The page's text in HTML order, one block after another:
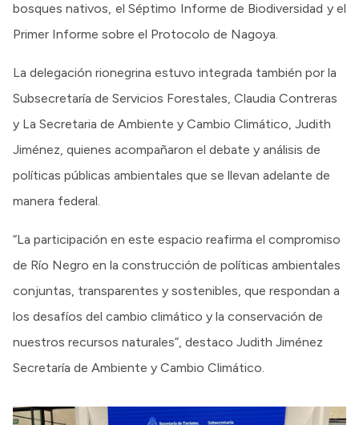
bosques nativos, el Séptimo Informe de Biodiversidad y el
Primer Informe sobre el Protocolo de Nagoya.
La delegación rionegrina estuvo integrada también por la
Subsecretaría de Servicios Forestales, Claudia Contreras
y La Secretaria de Ambiente y Cambio Climático, Judith
Jiménez, quienes acompañaron el debate y análisis de
políticas públicas ambientales que se llevan adelante de
manera federal.
“La participación en este espacio reafirma el compromiso
de Río Negro en la construcción de políticas ambientales
conjuntas, transparentes y sostenibles, que respondan a
los desafíos del cambio climático y la conservación de
nuestros recursos naturales”, destaco Judith Jiménez
Secretaría de Ambiente y Cambio Climático.